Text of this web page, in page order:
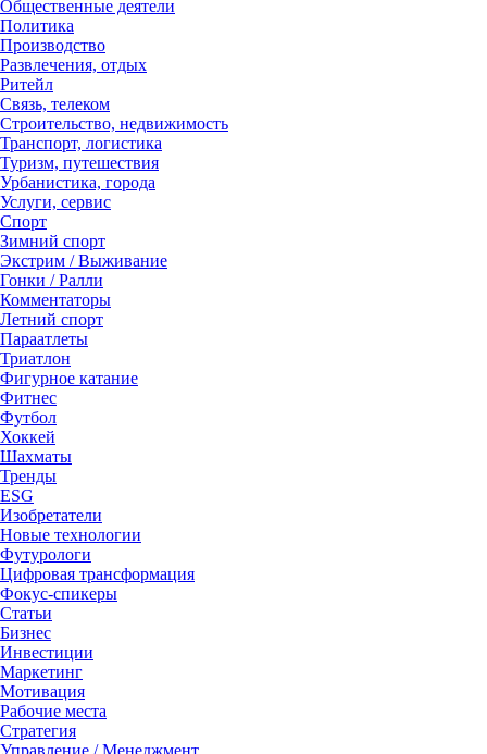
Общественные деятели
Политика
Производство
Развлечения, отдых
Ритейл
Связь, телеком
Строительство, недвижимость
Транспорт, логистика
Туризм, путешествия
Урбанистика, города
Услуги, сервис
Спорт
Зимний спорт
Экстрим / Выживание
Гонки / Ралли
Комментаторы
Летний спорт
Параатлеты
Триатлон
Фигурное катание
Фитнес
Футбол
Хоккей
Шахматы
Тренды
ESG
Изобретатели
Новые технологии
Футурологи
Цифровая трансформация
Фокус-спикеры
Статьи
Бизнес
Инвестиции
Маркетинг
Мотивация
Рабочие места
Стратегия
Управление / Менеджмент